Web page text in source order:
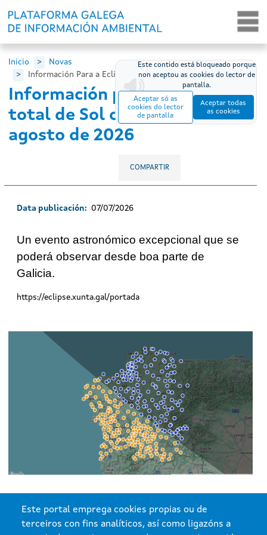
Este portal emprega cookies propias ou de
terceiros con fins analíticos, así como ligazóns a
Inicio
Novas
Información Para a Eclipse Total de Sol o Vinde...
Información para a eclipse
total de Sol o vindeiro 12 de
agosto de 2026
Este contido está bloqueado porque
non aceptou as cookies do lector de
pantalla.
Aceptar só as
cookies do lector
de pantalla
Aceptar todas
as cookies
COMPARTIR
Data publicación 07/07/2026
Un evento astronómico excepcional que se
poderá observar desde boa parte de
Galicia.
https://eclipse.xunta.gal/portada